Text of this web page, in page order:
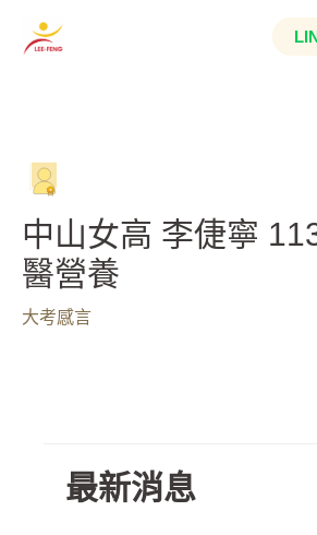
中山女高 李倢寧
醫營養
大考感言
最新消息